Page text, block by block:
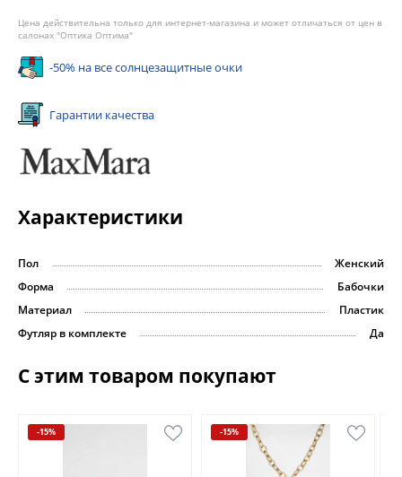
Цена действительна только для интернет-магазина и может отличаться от цен в
салонах "Оптика Оптима"
-50% на все солнцезащитные очки
Гарантии качества
Характеристики
Пол
Женский
Форма
Бабочки
Материал
Пластик
Футляр в комплекте
Да
С этим товаром покупают
-15% -15%